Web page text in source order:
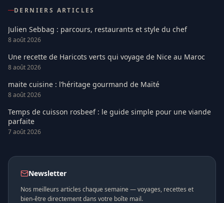
DERNIERS ARTICLES
Julien Sebbag : parcours, restaurants et style du chef
8 août 2026
Une recette de Haricots verts qui voyage de Nice au Maroc
8 août 2026
maite cuisine : l’héritage gourmand de Maïté
8 août 2026
Temps de cuisson rosbeef : le guide simple pour une viande
parfaite
7 août 2026
Newsletter
Nos meilleurs articles chaque semaine — voyages, recettes et
bien-être directement dans votre boîte mail.